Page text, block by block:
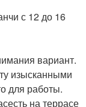
с 12 до 16
вариант.
изысканными
для работы.
на террасе